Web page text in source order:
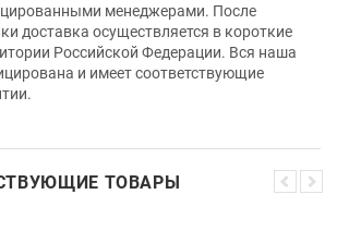
менеджерами. После
доставка осуществляется в короткие
Российской Федерации. Вся наша
и имеет соответствующие
ТОВАРЫ